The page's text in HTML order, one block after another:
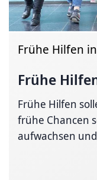
Frühe Hilfen
Frühe
Frühe Hilfen
frühe Chancen
aufwachsen